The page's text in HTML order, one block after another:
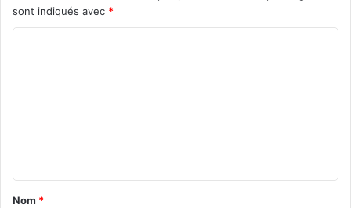
sont indiqués avec *
Nom *